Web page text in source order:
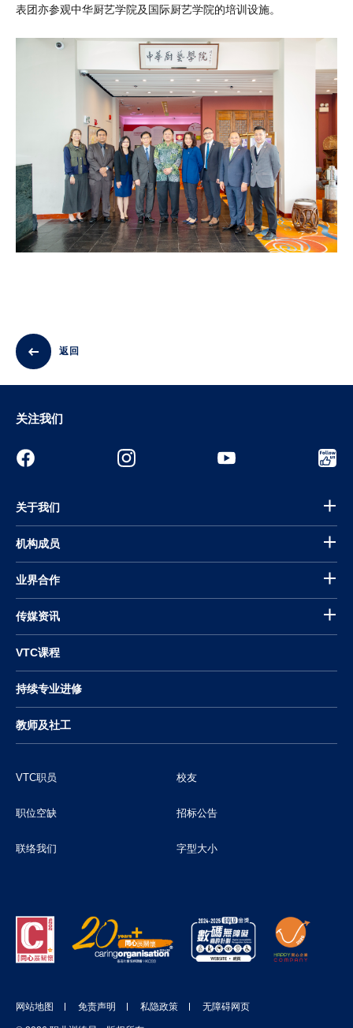
表团亦参观中华厨艺学院及国际厨艺学院的培训设施。
返回
关注我们
关于我们
机构成员
业界合作
传媒资讯
VTC课程
持续专业进修
教师及社工
VTC职员 校友
职位空缺 招标公告
联络我们 字型大小
网站地图 免责声明 私隐政策 无障碍网页